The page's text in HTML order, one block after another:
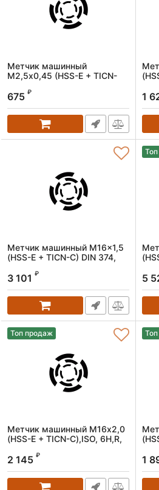
Метчик машинный
M2,5х0,45 (HSS-E + TICN-
Артикул:
675 ₽ 1
Метчик машинный M16x1,5
(HSS-Е + TICN-С) DIN 374,
Артикул:
3 101 ₽ 5
Топ продаж
Метчик машинный M16х2,0
(HSS-E + TICN-C),ISO, 6H,R,
Артикул:
2 145 ₽ 1